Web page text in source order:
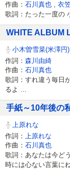
作曲： 石川真也 衣
歌詞：たった一度の
WHITE ALBUM
小木曽雪菜(米澤円)
作詞： 森川由綺
作曲： 石川真也
歌詞：すれ違う毎日
るよ ...
手紙～10年後の
上原れな
作詞：
上原れな
作曲： 石川真也
歌詞：あなたは今ど
時には心ない言葉に